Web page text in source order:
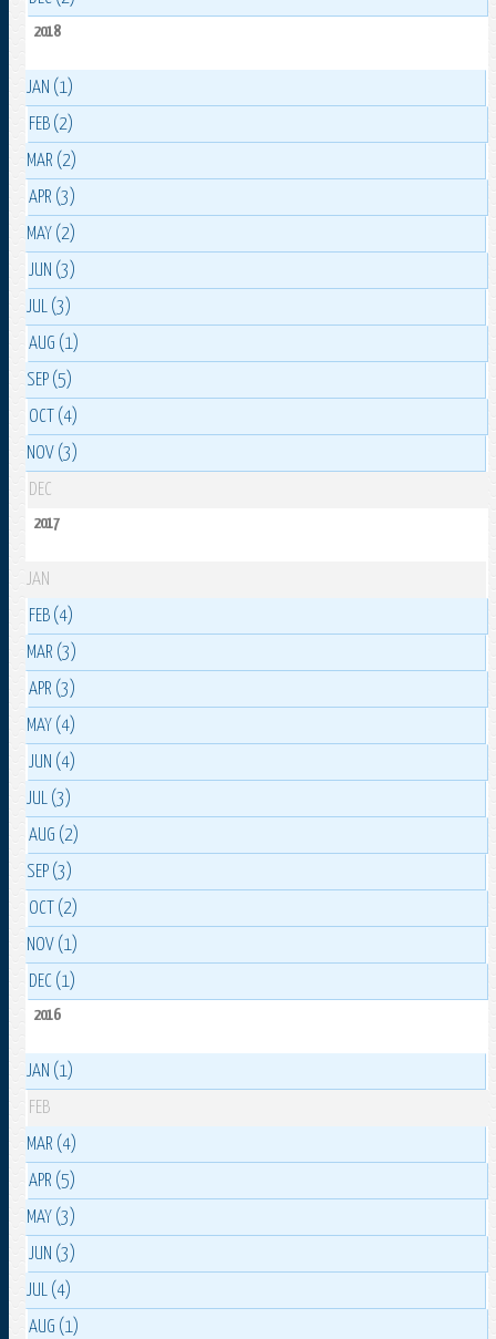
2018
JAN (1)
FEB (2)
MAR (2)
APR (3)
MAY (2)
JUN (3)
JUL (3)
AUG (1)
SEP (5)
OCT (4)
NOV (3)
DEC
2017
JAN
FEB (4)
MAR (3)
APR (3)
MAY (4)
JUN (4)
JUL (3)
AUG (2)
SEP (3)
OCT (2)
NOV (1)
DEC (1)
2016
JAN (1)
FEB
MAR (4)
APR (5)
MAY (3)
JUN (3)
JUL (4)
AUG (1)